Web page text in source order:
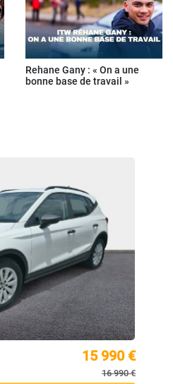
Rehane Gany : « On a une
bonne base de travail »
15 990 €
16 990 €